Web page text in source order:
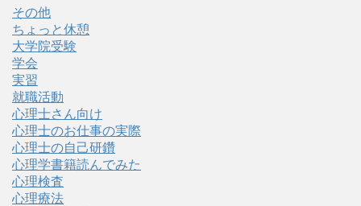
その他
ちょっと休憩
大学院受験
学会
実習
就職活動
心理士さん向け
心理士のお仕事の実際
心理士の自己研鑽
心理学書籍読んでみた
心理検査
心理療法